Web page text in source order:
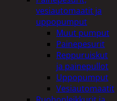
vesiautomaatit ja
uppopumput
Muut pumput
Painepesurit
Reppuruiskut
ja painepullot
Uppopumput
Vesiautomaatit